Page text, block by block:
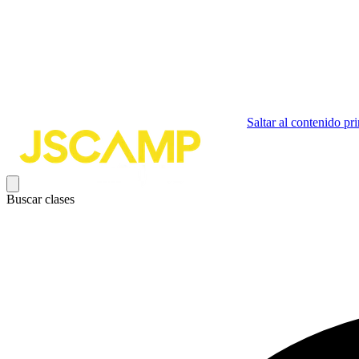
Saltar al contenido
Buscar clases